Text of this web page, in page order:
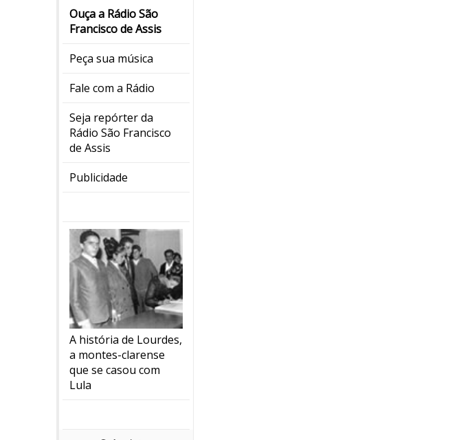
Ouça a Rádio São
Francisco de Assis
Peça sua música
Fale com a Rádio
Seja repórter da
Rádio São Francisco
de Assis
Publicidade
A história de Lourdes,
a montes-clarense
que se casou com
Lula